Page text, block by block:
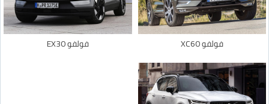
فولفو XC60 فولفو EX30